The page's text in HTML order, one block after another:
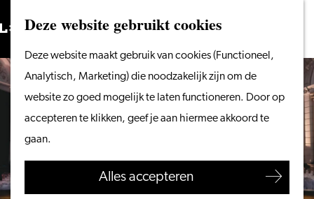
Deze website gebruikt cookies
Deze website maakt gebruik van cookies (Functioneel,
Analytisch, Marketing) die noodzakelijk zijn om de
website zo goed mogelijk te laten functioneren. Door op
accepteren te klikken, geef je aan hiermee akkoord te
gaan.
Alles accepteren
Ga
naar
de
homepage
Menu
ZoekenVanaf het water
wandelen
Winkelen
Eten & drinken
Met kinderen
Zoeken